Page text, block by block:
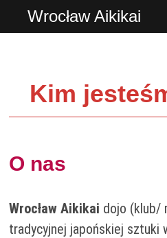
treści
Wrocław Aikikai
Kim
O nas
Wrocław Aikikai dojo (klub/
tradycyjnej japońskiej sztuki